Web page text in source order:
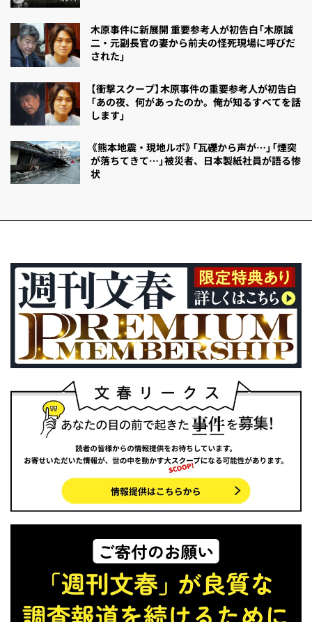
木原事件に新展開 重要参考人が初告白「木原誠
二・元副長官の妻から前夫の怪死現場に呼びだ
された」
【衝撃スクープ】木原事件の重要参考人が初告白
「あの夜、何があったのか。俺が知るすべてを話
します」
《熊本地震・現地ルポ》「瓦礫から声が…」「煙突
が落ちてきて…」被災者、日本製紙社員が語る惨
状